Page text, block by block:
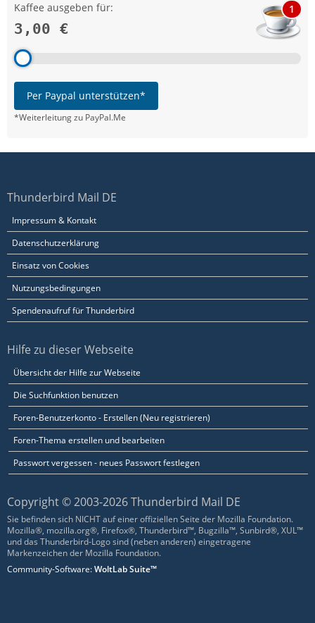
Kaffee ausgeben für:
3,00 €
1
Per Paypal unterstützen*
*Weiterleitung zu PayPal.Me
Thunderbird Mail DE
Impressum & Kontakt
Datenschutzerklärung
Einsatz von Cookies
Nutzungsbedingungen
Spendenaufruf für Thunderbird
Hilfe zu dieser Webseite
Übersicht der Hilfe zur Webseite
Die Suchfunktion benutzen
Foren-Benutzerkonto - Erstellen (Neu registrieren)
Foren-Thema erstellen und bearbeiten
Passwort vergessen - neues Passwort festlegen
Copyright © 2003-2026 Thunderbird Mail DE
Sie befinden sich NICHT auf einer offiziellen Seite der Mozilla Foundation.
Mozilla®, mozilla.org®, Firefox®, Thunderbird™, Bugzilla™, Sunbird®, XUL™
und das Thunderbird-Logo sind (neben anderen) eingetragene
Markenzeichen der Mozilla Foundation.
Community-Software:WoltLab Suite™